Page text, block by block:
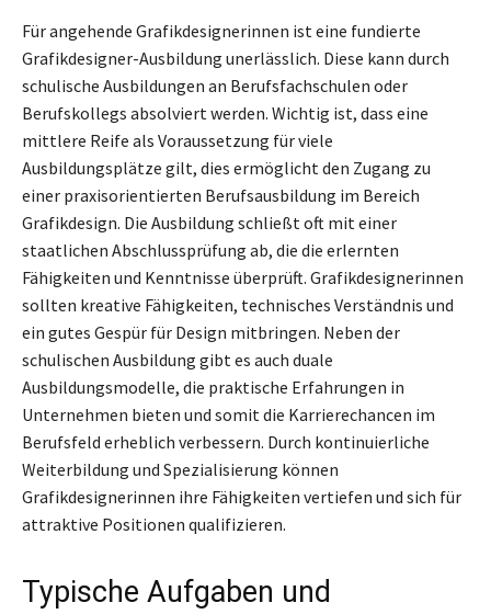
Für angehende Grafikdesignerinnen ist eine fundierte
Grafikdesigner-Ausbildung unerlässlich. Diese kann durch
schulische Ausbildungen an Berufsfachschulen oder
Berufskollegs absolviert werden. Wichtig ist, dass eine
mittlere Reife als Voraussetzung für viele
Ausbildungsplätze gilt, dies ermöglicht den Zugang zu
einer praxisorientierten Berufsausbildung im Bereich
Grafikdesign. Die Ausbildung schließt oft mit einer
staatlichen Abschlussprüfung ab, die die erlernten
Fähigkeiten und Kenntnisse überprüft. Grafikdesignerinnen
sollten kreative Fähigkeiten, technisches Verständnis und
ein gutes Gespür für Design mitbringen. Neben der
schulischen Ausbildung gibt es auch duale
Ausbildungsmodelle, die praktische Erfahrungen in
Unternehmen bieten und somit die Karrierechancen im
Berufsfeld erheblich verbessern. Durch kontinuierliche
Weiterbildung und Spezialisierung können
Grafikdesignerinnen ihre Fähigkeiten vertiefen und sich für
attraktive Positionen qualifizieren.
Typische Aufgaben und